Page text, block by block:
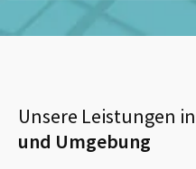
Unsere Leistungen in
und Umgebung